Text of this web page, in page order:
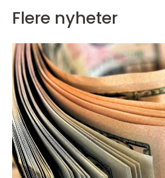
Flere nyheter